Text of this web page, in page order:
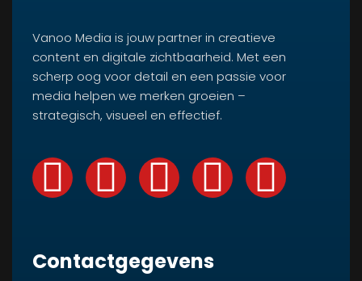
Vanoo Media is jouw partner in creatieve
content en digitale zichtbaarheid. Met een
scherp oog voor detail en een passie voor
media helpen we merken groeien –
strategisch, visueel en effectief.
Contactgegevens